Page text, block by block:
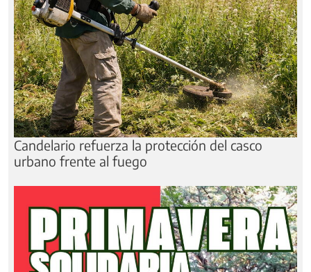
Candelario refuerza la protección del casco
urbano frente al fuego